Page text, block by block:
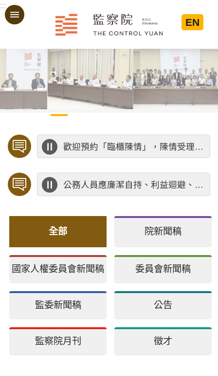
跳到主要內容區塊
:::
EN
歡迎預約「臨櫃陳情」，陳情受理中心將優先排定人員與您接談，釐清案情爭點後收案處理，以節省您的寶貴時間。
公務人員應廉潔自持、利益迴避、依法公正執行公務～考試院公務人員保障暨培訓委員會～
全部 院新聞稿
國家人權委員會新聞稿 委員會新聞稿
監委新聞稿 公告
監察院月刊 徵才